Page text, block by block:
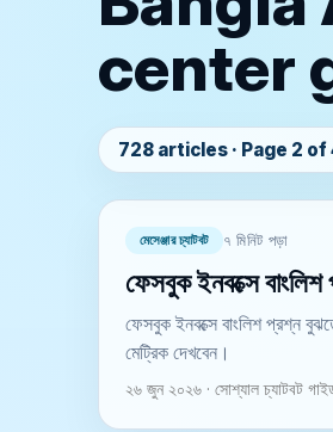
center
728 articles · Page 2 of
মেসেঞ্জার চ্যাটবট ৭ মিনিট পড়া
ফেসবুক ইনবক্সে
ফেসবুক ইনবক্সে বাংলিশ প্রশ্ন
মেট্রিক দেখবেন।
২৬ জুন ২০২৬ · সোশ্যাল চ্যাটবট